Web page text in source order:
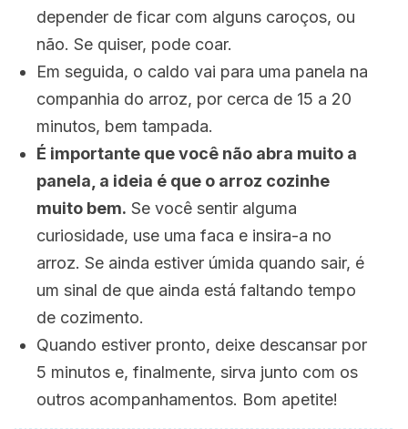
depender de ficar com alguns caroços, ou
não. Se quiser, pode coar.
Em seguida, o caldo vai para uma panela na
companhia do arroz, por cerca de 15 a 20
minutos, bem tampada.
É importante que você não abra muito a
panela, a ideia é que o arroz cozinhe
muito bem. Se você sentir alguma
curiosidade, use uma faca e insira-a no
arroz. Se ainda estiver úmida quando sair, é
um sinal de que ainda está faltando tempo
de cozimento.
Quando estiver pronto, deixe descansar por
5 minutos e, finalmente, sirva junto com os
outros acompanhamentos. Bom apetite!